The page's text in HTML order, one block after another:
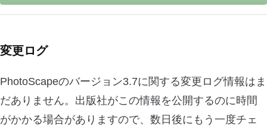
変更ログ
PhotoScapeのバージョン3.7に関する変更ログ情報はま
だありません。出版社がこの情報を公開するのに時間
がかかる場合がありますので、数日後にもう一度チェ